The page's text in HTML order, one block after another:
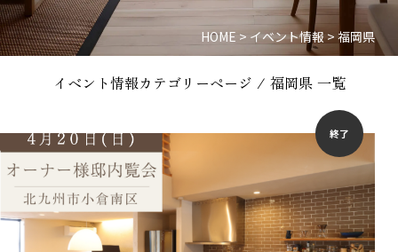
HOME > イベント情報 >福岡県
イベント情報カテゴリーページ / 福岡県 一覧
終了